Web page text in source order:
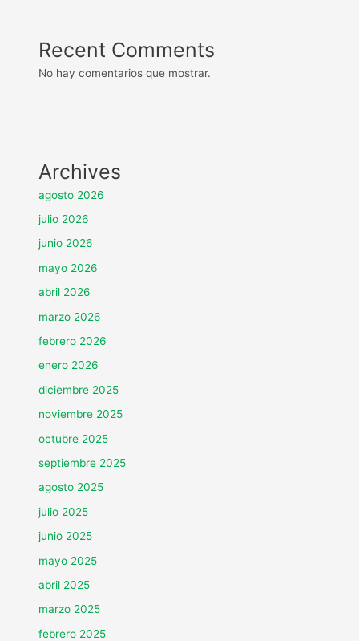
Recent Comments
No hay comentarios que mostrar.
Archives
agosto 2026
julio 2026
junio 2026
mayo 2026
abril 2026
marzo 2026
febrero 2026
enero 2026
diciembre 2025
noviembre 2025
octubre 2025
septiembre 2025
agosto 2025
julio 2025
junio 2025
mayo 2025
abril 2025
marzo 2025
febrero 2025